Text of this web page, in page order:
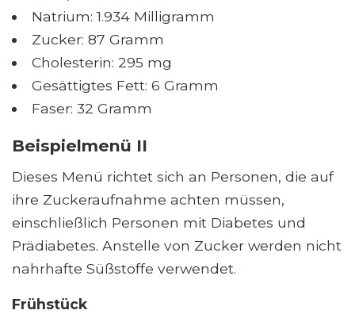
Natrium: 1.934 Milligramm
Zucker: 87 Gramm
Cholesterin: 295 mg
Gesättigtes Fett: 6 Gramm
Faser: 32 Gramm
Beispielmenü II
Dieses Menü richtet sich an Personen, die auf
ihre Zuckeraufnahme achten müssen,
einschließlich Personen mit Diabetes und
Prädiabetes. Anstelle von Zucker werden nicht
nahrhafte Süßstoffe verwendet.
Frühstück